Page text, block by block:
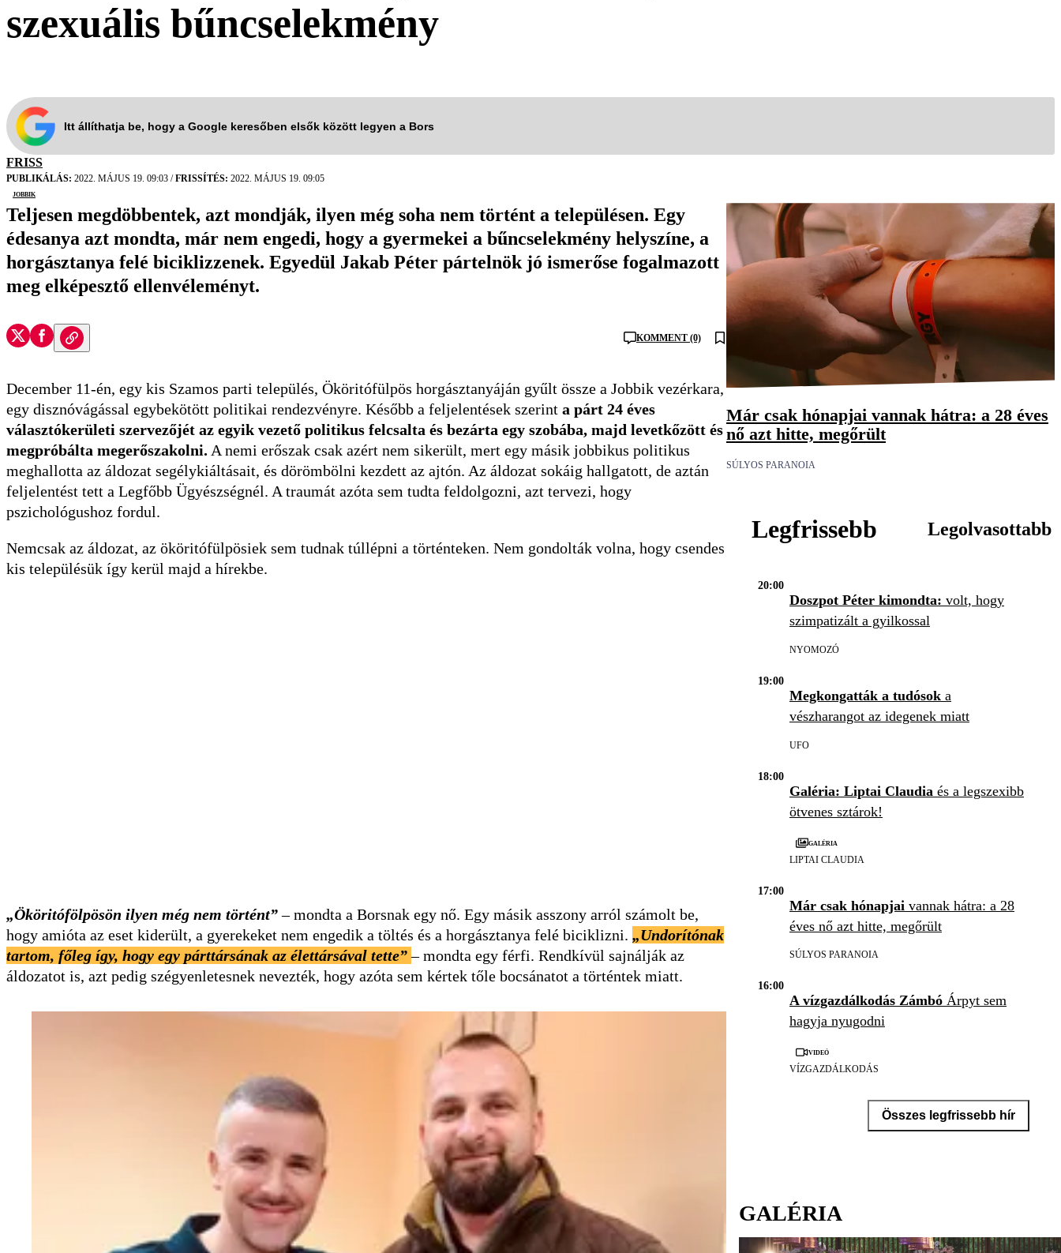
szexuális bűncselekmény
Itt állíthatja be, hogy a Google keresőben elsők között legyen a Bors
FRISS
PUBLIKÁLÁS: 2022. MÁJUS 19. 09:03 /FRISSÍTÉS: 2022. MÁJUS 19. 09:05
Jobbik
Teljesen megdöbbentek, azt mondják, ilyen még soha nem történt a településen. Egy
édesanya azt mondta, már nem engedi, hogy a gyermekei a bűncselekmény helyszíne, a
horgásztanya felé biciklizzenek. Egyedül Jakab Péter pártelnök jó ismerőse fogalmazott
meg elképesztő ellenvéleményt.
KOMMENT (0)
December 11-én, egy kis Szamos parti település, Ököritófülpös horgásztanyáján gyűlt össze a Jobbik vezérkara,
egy disznóvágással egybekötött politikai rendezvényre. Később a feljelentések szerint a párt 24 éves
választókerületi szervezőjét az egyik vezető politikus felcsalta és bezárta egy szobába, majd levetkőzött és
megpróbálta megerőszakolni. A nemi erőszak csak azért nem sikerült, mert egy másik jobbikus politikus
meghallotta az áldozat segélykiáltásait, és dörömbölni kezdett az ajtón. Az áldozat sokáig hallgatott, de aztán
feljelentést tett a Legfőbb Ügyészségnél. A traumát azóta sem tudta feldolgozni, azt tervezi, hogy
pszichológushoz fordul.
Nemcsak az áldozat, az ököritófülpösiek sem tudnak túllépni a történteken. Nem gondolták volna, hogy csendes
kis településük így kerül majd a hírekbe.
„Ököritófölpösön ilyen még nem történt”– mondta a Borsnak egy nő. Egy másik asszony arról számolt be,
hogy amióta az eset kiderült, a gyerekeket nem engedik a töltés és a horgásztanya felé biciklizni. „Undorítónak
tartom, főleg így, hogy egy párttársának az élettársával tette”– mondta egy férfi. Rendkívül sajnálják az
áldozatot is, azt pedig szégyenletesnek nevezték, hogy azóta sem kértek tőle bocsánatot a történtek miatt.
Már csak hónapjai vannak hátra: a 28 éves
nő azt hitte, megőrült
SÚLYOS PARANOIA
Legfrissebb Legolvasottabb
20:00
Doszpot Péter kimondta: volt, hogy
szimpatizált a gyilkossal
NYOMOZÓ
19:00
Megkongatták a tudósok a
vészharangot az idegenek miatt
UFO
18:00
Galéria: Liptai Claudia és a legszexibb
ötvenes sztárok!
Galéria
LIPTAI CLAUDIA
17:00
Már csak hónapjai vannak hátra: a 28
éves nő azt hitte, megőrült
SÚLYOS PARANOIA
16:00
A vízgazdálkodás Zámbó Árpyt sem
hagyja nyugodni
Videó
VÍZGAZDÁLKODÁS
Összes legfrissebb hír
GALÉRIA